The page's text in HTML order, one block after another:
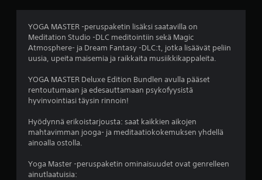
s
ä
7
a
YOGA MASTER -peruspaketin lisäksi saatavilla on
Meditation Studio -DLC meditointiin sekä Magic
Atmosphere- ja Dream Fantasy -DLC:t, jotka lisäävät peliin
uusia, upeita maisemia ja raikkaita musiikkikappaleita.
YOGA MASTER Deluxe Edition Bundlen avulla pääset
rentoutumaan ja edesauttamaan psykofyysistä
hyvinvointiasi täysin rinnoin!
Hyödynnä erikoistarjousta: saat kaikkien aikojen
mahtavimman jooga- ja meditaatiokokemuksen yhdellä
ainoalla ostolla.
Yoga Master -peruspaketin ominaisuudet ovat genrelleen
ainutlaatuisia: